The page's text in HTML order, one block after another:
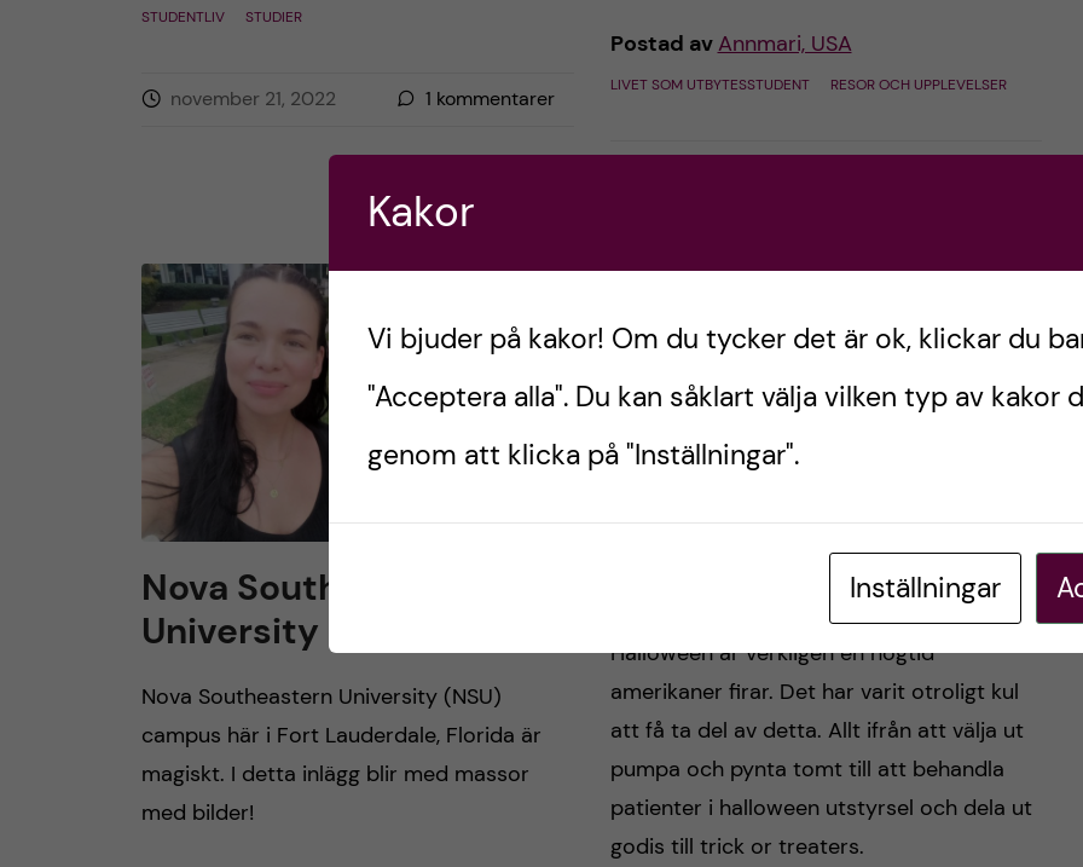
STUDENTLIV STUDIER
november 21, 2022 1 kommentarer
Postad avAnnmari, USA
LIVET SOM UTBYTESSTUDENT RESOR OCH UPPLEVELSER
Nova Southeastern
University
Nova Southeastern University (NSU)
campus här i Fort Lauderdale, Florida är
magiskt. I detta inlägg blir med massor
med bilder!
Halloween är verkligen en högtid
amerikaner firar. Det har varit otroligt kul
att få ta del av detta. Allt ifrån att välja ut
pumpa och pynta tomt till att behandla
patienter i halloween utstyrsel och dela ut
godis till trick or treaters.
Kakor
Vi bjuder på kakor! Om du tycker det är ok, klickar du
"Acceptera alla". Du kan såklart välja vilken typ av kakor
genom att klicka på "Inställningar".
Inställningar